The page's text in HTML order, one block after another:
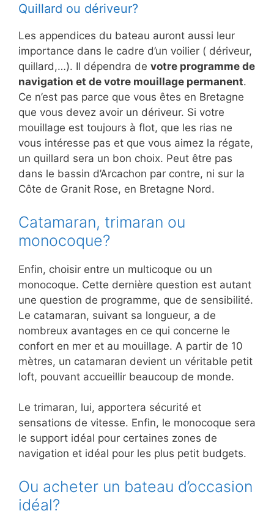
Quillard ou dériveur?
Les appendices du bateau auront aussi leur
importance dans le cadre d’un voilier ( dériveur,
quillard,…). Il dépendra de votre programme de
navigation et de votre mouillage permanent.
Ce n’est pas parce que vous êtes en Bretagne
que vous devez avoir un dériveur. Si votre
mouillage est toujours à flot, que les rias ne
vous intéresse pas et que vous aimez la régate,
un quillard sera un bon choix. Peut être pas
dans le bassin d’Arcachon par contre, ni sur la
Côte de Granit Rose, en Bretagne Nord.
Catamaran, trimaran ou
monocoque?
Enfin, choisir entre un multicoque ou un
monocoque. Cette dernière question est autant
une question de programme, que de sensibilité.
Le catamaran, suivant sa longueur, a de
nombreux avantages en ce qui concerne le
confort en mer et au mouillage. A partir de 10
mètres, un catamaran devient un véritable petit
loft, pouvant accueillir beaucoup de monde.
Le trimaran, lui, apportera sécurité et
sensations de vitesse. Enfin, le monocoque sera
le support idéal pour certaines zones de
navigation et idéal pour les plus petit budgets.
Ou acheter un bateau d’occasion
idéal?